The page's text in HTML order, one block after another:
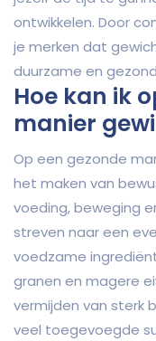
ontwikkelen. Door
je merken dat
duurzame en
Hoe kan ik
manier
Op een gezonde
het maken van
voeding, beweging
streven naar een
voedzame
granen en magere
vermijden van sterk
veel toegevoegde